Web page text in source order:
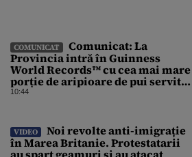
COMUNICAT
Comunicat: La
Provincia intră în Guinness
World Records™ cu cea mai mare
porție de aripioare de pui servită
la un eveniment
10:44
VIDEO
Noi revolte anti-imigrație
în Marea Britanie. Protestatarii